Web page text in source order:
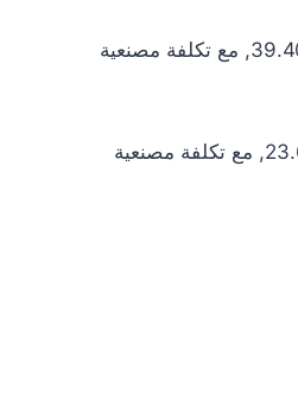
سعر الذهب عيار 10 اليوم يبلغ $34.78 للشراء الخام و$35.82 للبيع الخام. أما مع إضافة المصنعية، فيرتفع سعر الشراء إلى $38.26 وسعر البيع إلى $39.40, مع تكلفة مصنعية
سعر الذهب عيار 6 اليوم يبلغ $20.87 للشراء الخام و$21.49 للبيع الخام. أما مع إضافة المصنعية، فيرتفع سعر الشراء إلى $22.95 وسعر البيع إلى $23.64, مع تكلفة مصنعية